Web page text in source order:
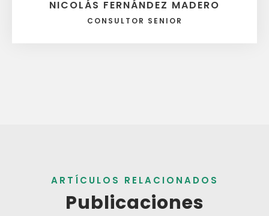
NICOLÁS FERNÁNDEZ MADERO
CONSULTOR SENIOR
ARTÍCULOS RELACIONADOS
Publicaciones